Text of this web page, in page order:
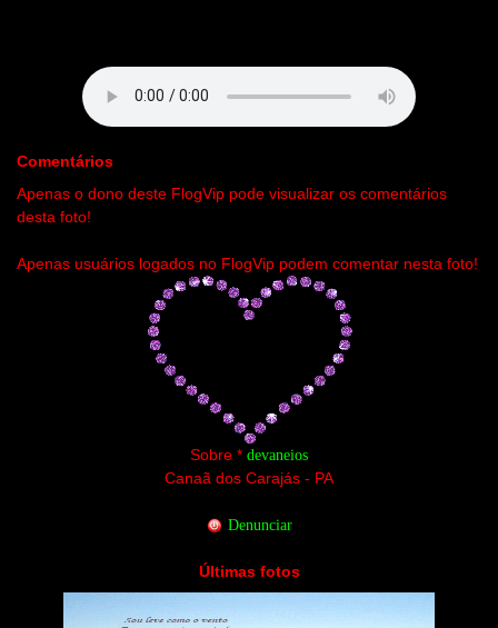
Comentários
Apenas o dono deste FlogVip pode visualizar os comentários
desta foto!
Apenas usuários logados no FlogVip podem comentar nesta foto!
Sobre * devaneios
Canaã dos Carajás - PA
Denunciar
Últimas fotos